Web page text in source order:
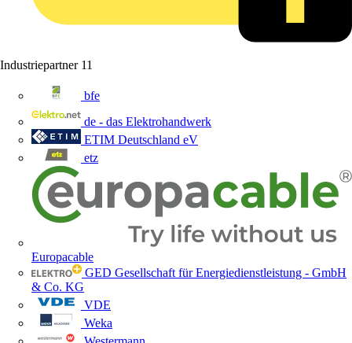
Industriepartner 11
bfe
de - das Elektrohandwerk
ETIM Deutschland eV
etz
Europacable
GED Gesellschaft für Energiedienstleistung - GmbH
& Co. KG
VDE
Weka